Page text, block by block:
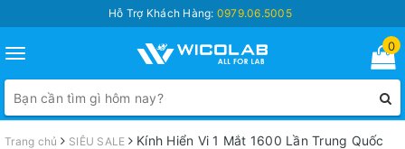
Hỗ Trợ Khách Hàng: 0979.06.5005
Toggle
navigation
0
Trang chủ SIÊU SALE
Kính Hiển Vi 1 Mắt 1600 Lần Trung Quốc